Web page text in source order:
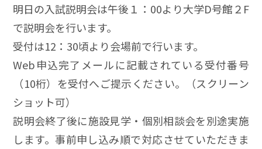
明日の入試説明会は午後１：00より大学D号館２F
で説明会を行います。
受付は12：30頃より会場前で行います。
Web申込完了メールに記載されている受付番号
（10桁）を受付へご提示ください。（スクリーン
ショット可）
説明会終了後に施設見学・個別相談会を別途実施
します。事前申し込み順で対応させていただきま